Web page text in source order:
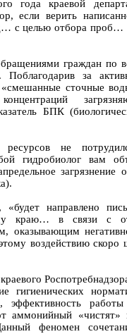
года краевой
если верить
с целью отбора проб…
граждан по
за
сточные
БПК
не
гидробиолог вам
загрязнение
направлено
краю… в связи с
оказывающим
воздействию скоро
гигиенических
аммонийный
феномен